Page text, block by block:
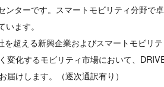
ターです。スマートモビリティ分野で
ます。
超える新興企業およびスマートモビリ
化するモビリティ市場において、
けします。（逐次通訳有り）